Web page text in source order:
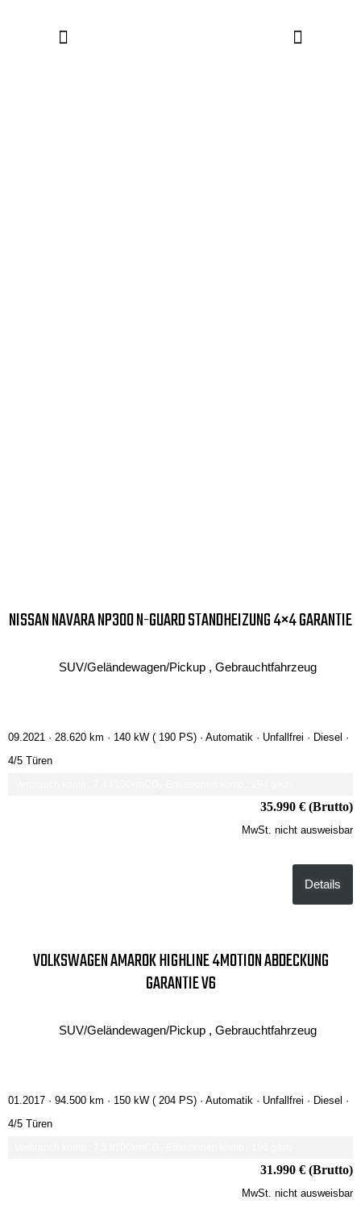
NISSAN NAVARA NP300 N-GUARD STANDHEIZUNG 4×4 GARANTIE
SUV/Geländewagen/Pickup , Gebrauchtfahrzeug
09.2021 · 28.620 km · 140 kW ( 190 PS) · Automatik · Unfallfrei · Diesel ·
4/5 Türen
35.990 € (Brutto)
MwSt. nicht ausweisbar
Details
VOLKSWAGEN AMAROK HIGHLINE 4MOTION ABDECKUNG
GARANTIE V6
SUV/Geländewagen/Pickup , Gebrauchtfahrzeug
01.2017 · 94.500 km · 150 kW ( 204 PS) · Automatik · Unfallfrei · Diesel ·
4/5 Türen
31.990 € (Brutto)
MwSt. nicht ausweisbar